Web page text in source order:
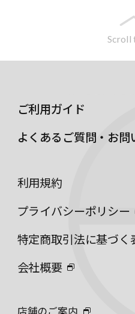
Scroll
ご利用ガイド
よくあるご質問・お問
利用規約
プライバシーポリシー
特定商取引法に基づく
会社概要